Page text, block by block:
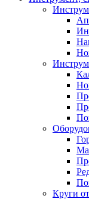
Круги